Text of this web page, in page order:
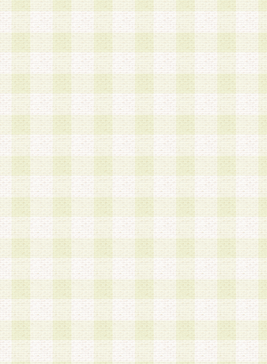
a.既に登録されている会員と同一のメールアドレ
録する場合
b.本サービスと同様のサービスを提供している企
業に従事していると思われる本人またはその家族
場合
c.その他当社が不適切と判断する場合
2.当社は、会員登録希望者を会員として承認する
した 場合、会員登録希望者による会員登録手続
による承認後の場合であっても、会員登録の取り
の抹消を、当社が適切と判 断する方法・手段に
とができるものとします。
3.会員登録希望者が18歳未満、成年被後見人、被
人 である場合は、親権者などの法定代理人の同
録を行うものとします。なお、義務教育学齢に該
者については、登録時に 当社が別途定める方法
権者による承認手続きを行うものとします。
第3条 会員の登録方法
1.会員登録手続きは、会員登録希望者本人が行う
る登録は一切認められないものとします。
2.会員登録希望者は、本規約に同意の後、当社指
画 面」において、当社が指定する必要事項を入